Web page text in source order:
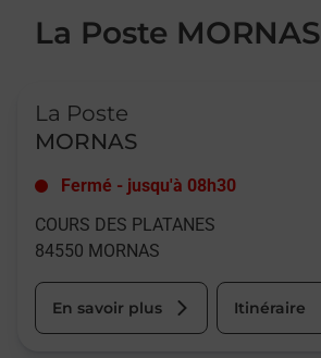
La Poste MORNAS
La Poste
MORNAS
Fermé - jusqu'à 08h30
COURS DES PLATANES
84550 MORNAS
En savoir plus Itinéraire